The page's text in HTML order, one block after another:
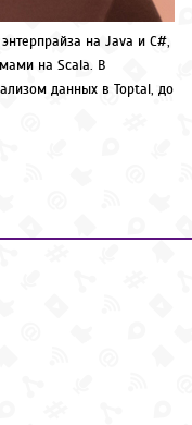
на Java и C#,
на Scala. В
данных в Toptal, до